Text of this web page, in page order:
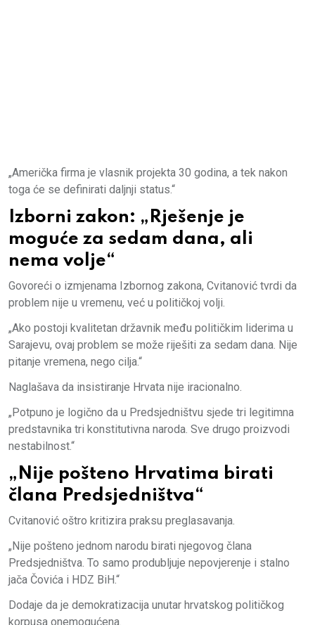
„Američka firma je vlasnik projekta 30 godina, a tek nakon
toga će se definirati daljnji status.“
Izborni zakon: „Rješenje je
moguće za sedam dana, ali
nema volje“
Govoreći o izmjenama Izbornog zakona, Cvitanović tvrdi da
problem nije u vremenu, već u političkoj volji.
„Ako postoji kvalitetan državnik među političkim liderima u
Sarajevu, ovaj problem se može riješiti za sedam dana. Nije
pitanje vremena, nego cilja.“
Naglašava da insistiranje Hrvata nije iracionalno.
„Potpuno je logično da u Predsjedništvu sjede tri legitimna
predstavnika tri konstitutivna naroda. Sve drugo proizvodi
nestabilnost.“
„Nije pošteno Hrvatima birati
člana Predsjedništva“
Cvitanović oštro kritizira praksu preglasavanja.
„Nije pošteno jednom narodu birati njegovog člana
Predsjedništva. To samo produbljuje nepovjerenje i stalno
jača Čovića i HDZ BiH.“
Dodaje da je demokratizacija unutar hrvatskog političkog
korpusa onemogućena.